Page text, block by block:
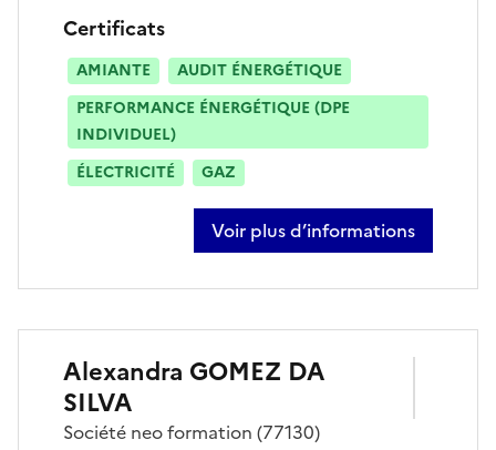
Certificats
AMIANTE
AUDIT ÉNERGÉTIQUE
PERFORMANCE ÉNERGÉTIQUE (DPE
INDIVIDUEL)
ÉLECTRICITÉ
GAZ
Voir plus d’informations
sur kévin charpentier
Alexandra GOMEZ DA
SILVA
Société neo formation (77130)